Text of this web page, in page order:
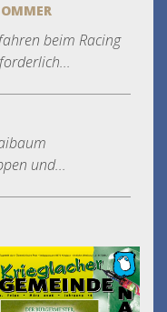
beim Racing
und...